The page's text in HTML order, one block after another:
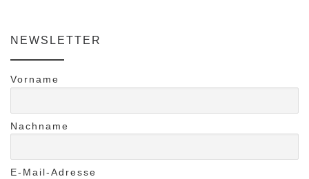
NEWSLETTER
Vorname
Nachname
E-Mail-Adresse